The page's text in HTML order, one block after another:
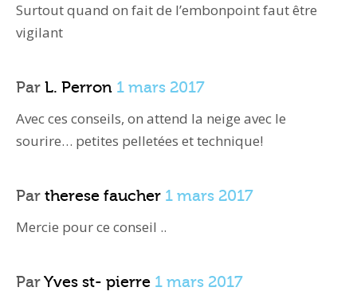
Surtout quand on fait de l’embonpoint faut être
vigilant
Par L. Perron 1 mars 2017
Avec ces conseils, on attend la neige avec le
sourire… petites pelletées et technique!
Par therese faucher 1 mars 2017
Mercie pour ce conseil ..
ParYves st- pierre 1 mars 2017